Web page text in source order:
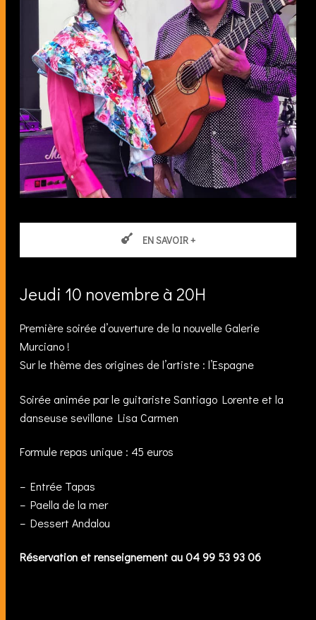
EN SAVOIR +
Jeudi 10 novembre à 20H
Première soirée d’ouverture de la nouvelle Galerie
Murciano !
Sur le thème des origines de l’artiste : l’Espagne
Soirée animée par le guitariste Santiago Lorente et la
danseuse sevillane Lisa Carmen
Formule repas unique : 45 euros
– Entrée Tapas
– Paella de la mer
– Dessert Andalou
Réservation et renseignement au 04 99 53 93 06